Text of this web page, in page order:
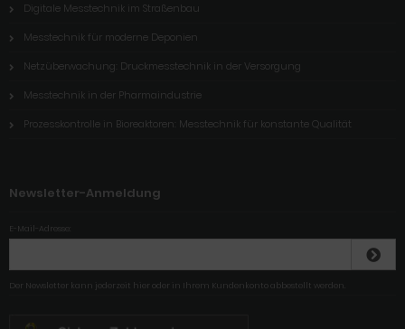
Digitale Messtechnik im Straßenbau
Messtechnik für moderne Deponien
Netzüberwachung: Druckmesstechnik in der Versorgung
Messtechnik in der Pharmaindustrie
Prozesskontrolle in Bioreaktoren: Messtechnik für konstante Qualität
Newsletter-Anmeldung
E-Mail-Adresse:
Der Newsletter kann jederzeit hier oder in Ihrem Kundenkonto abbestellt werden.